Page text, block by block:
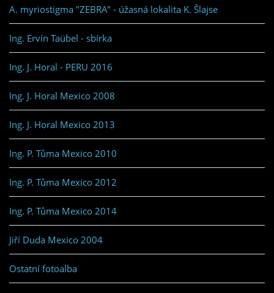
A. myriostigma "ZEBRA" - úžasná lokalita K. Šlajse
Ing. Ervín Taübel - sbírka
Ing. J. Horal - PERU 2016
Ing. J. Horal Mexico 2008
Ing. J. Horal Mexico 2013
Ing. P. Tůma Mexico 2010
Ing. P. Tůma Mexico 2012
Ing. P. Tůma Mexico 2014
Jiří Duda Mexico 2004
Ostatní fotoalba